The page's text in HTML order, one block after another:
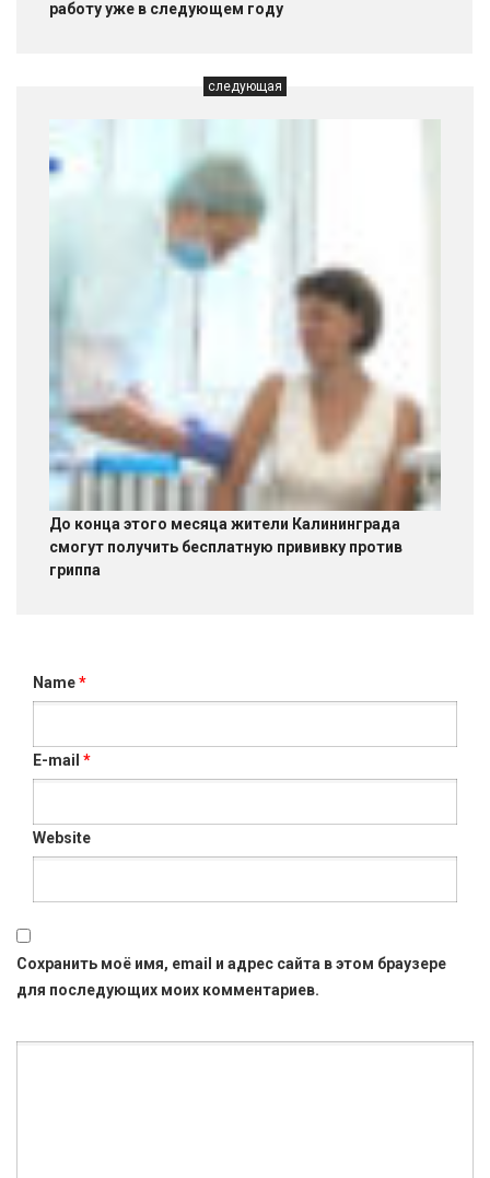
работу уже в следующем году
следующая
До конца этого месяца жители Калининграда
смогут получить бесплатную прививку против
гриппа
Name*
E-mail *
Website
Сохранить моё имя, email и адрес сайта в этом браузере
для последующих моих комментариев.